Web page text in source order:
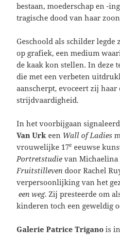
bestaan, moederschap en -
tragische dood van haar
Geschoold als schilder legde
op grafiek, een medium
de kaak kon stellen. In deze
die met een verbeten
aanscherpt, evoceert zij haar
strijdvaardigheid.
In het voorbijgaan
Van Urk een Wall of Ladies
vrouwelijke 17e eeuwse
Portretstudie van Michaelina
Fruitstilleven door Rachel
verpersoonlijking van het
een weg. Zij presteerde om
kinderen toch een geweldig
Galerie Patrice Trigano is